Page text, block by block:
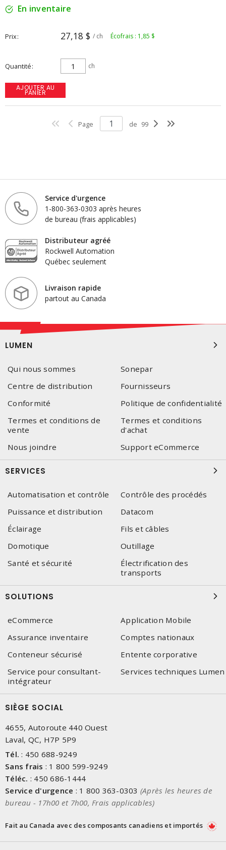
En inventaire
Prix 27,18 $ / ch Écofrais : 1,85 $
Quantité ch
AJOUTER AU
PANIER
Page de 99
Service d'urgence
1-800-363-0303 après heures
de bureau (frais applicables)
Distributeur agréé
Rockwell Automation
Québec seulement
Livraison rapide
partout au Canada
LUMEN
Qui nous sommes
Sonepar
Centre de distribution
Fournisseurs
Conformité
Politique de confidentialité
Termes et conditions de
vente
Termes et conditions
d'achat
Nous joindre
Support eCommerce
SERVICES
Automatisation et contrôle
Contrôle des procédés
Puissance et distribution
Datacom
Éclairage
Fils et câbles
Domotique
Outillage
Santé et sécurité
Électrification des
transports
SOLUTIONS
eCommerce
Application Mobile
Assurance inventaire
Comptes nationaux
Conteneur sécurisé
Entente corporative
Service pour consultant-
intégrateur
Services techniques Lumen
SIÈGE SOCIAL
4655, Autoroute 440 Ouest
Laval, QC, H7P 5P9
Tél. : 450 688-9249
Sans frais : 1 800 599-9249
Téléc. : 450 686-1444
Service d'urgence : 1 800 363-0303 (Après les heures de
bureau - 17h00 et 7h00, Frais applicables)
Fait au Canada avec des composants canadiens et importés